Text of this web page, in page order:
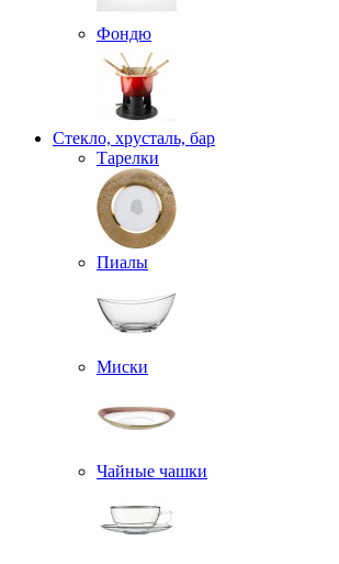
Фондю
Стекло, хрусталь, бар
Тарелки
Пиалы
Миски
Чайные чашки